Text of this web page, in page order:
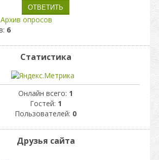
Архив опросов
6
Статистика
Онлайн всего: 1
Гостей: 1
Пользователей: 0
Друзья сайта